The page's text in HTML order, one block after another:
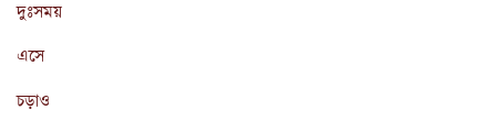
দুঃসময়
এসে
চড়াও